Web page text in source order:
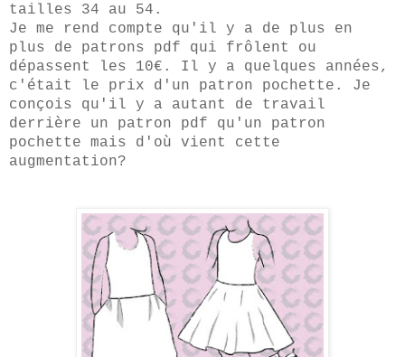
tailles 34 au 54.
Je me rend compte qu'il y a de plus en
plus de patrons pdf qui frôlent ou
dépassent les 10€. Il y a quelques années,
c'était le prix d'un patron pochette. Je
conçois qu'il y a autant de travail
derrière un patron pdf qu'un patron
pochette mais d'où vient cette
augmentation?